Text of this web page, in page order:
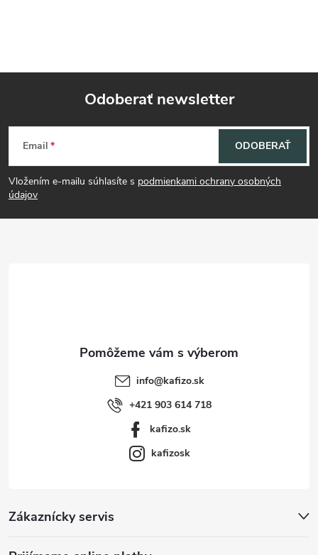
Z
á
p
Odoberať newsletter
Email
Vložením e-mailu súhlasíte s podmienkami ochrany osobných
údajov
ODOBERAŤ
Zákaznícky servis
info@kafizo.sk
+421 903 614 718
kafizo.sk
kafizosk